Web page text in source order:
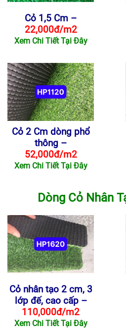
Cỏ 1,5 Cm –
22,000đ/m2
Xem Chi Tiết Tại Đây
Cỏ 2 Cm dòng phổ
thông –
52,000đ/m2
Xem Chi Tiết Tại Đây
Dòng Cỏ Nhân
Cỏ nhân tạo 2 cm, 3
lớp đế, cao cấp –
110,000đ/m2
Xem Chi Tiết Tại Đây